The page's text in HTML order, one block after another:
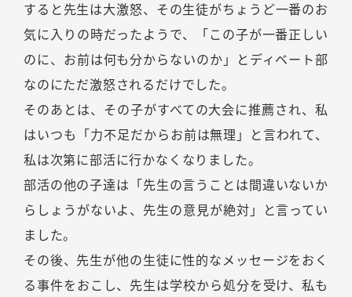
すると先生は大激怒、その生徒がちょうど一番のお
気に入りの時だったようで、「この子が一番正しい
のに、お前は何も分からないのか」とディベート部
なのにただ激怒されるだけでした。
そのあとは、その子がすべての大会に推薦され、私
はいつも「力不足だからお前は無理」と言われて、
私は次第に部活に行かなくなりました。
部活の他の子達は「先生の言うことは間違いないか
らしょうがないよ、先生の意見が絶対」と言ってい
ました。
その後、先生が他の生徒に性的なメッセージをおく
る事件をおこし、先生は学校から処分を受け、私も